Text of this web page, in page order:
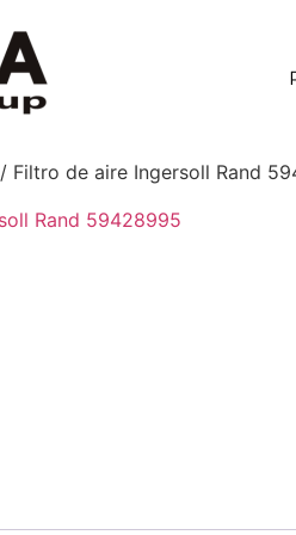
/ Filtro de aire Ingersoll Rand